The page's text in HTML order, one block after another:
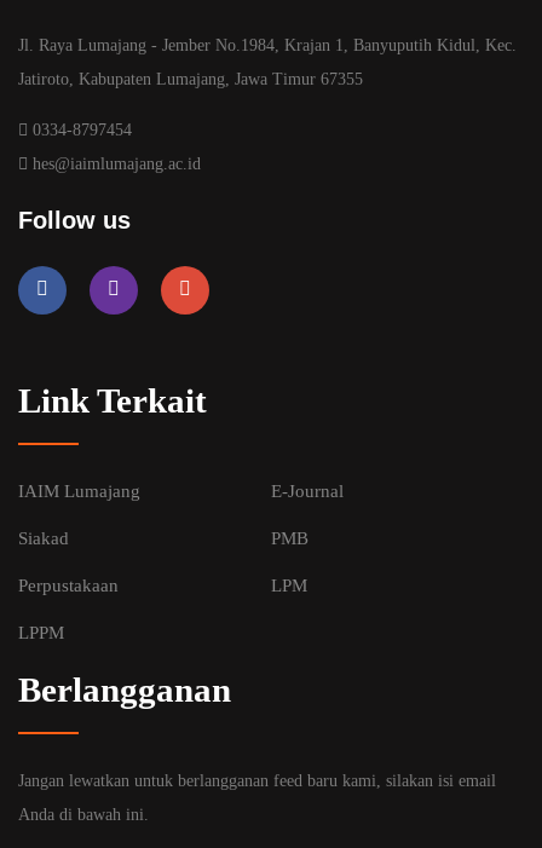
Jl. Raya Lumajang - Jember No.1984, Krajan 1, Banyuputih Kidul, Kec.
Jatiroto, Kabupaten Lumajang, Jawa Timur 67355
0334-8797454
hes@iaimlumajang.ac.id
Follow us
Link Terkait
IAIM Lumajang E-Journal
Siakad PMB
Perpustakaan LPM
LPPM
Berlangganan
Jangan lewatkan untuk berlangganan feed baru kami, silakan isi email
Anda di bawah ini.